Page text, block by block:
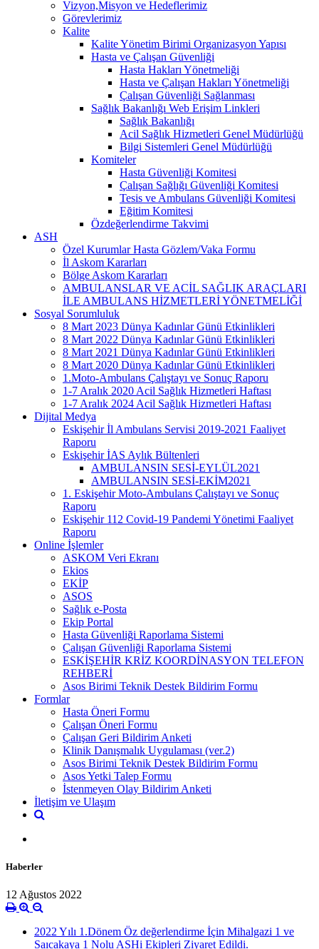
Vizyon,Misyon ve Hedeflerimiz
Görevlerimiz
Kalite
Kalite Yönetim Birimi Organizasyon Yapısı
Hasta ve Çalışan Güvenliği
Hasta Hakları Yönetmeliği
Hasta ve Çalışan Hakları Yönetmeliği
Çalışan Güvenliği Sağlanması
Sağlık Bakanlığı Web Erişim Linkleri
Sağlık Bakanlığı
Acil Sağlık Hizmetleri Genel Müdürlüğü
Bilgi Sistemleri Genel Müdürlüğü
Komiteler
Hasta Güvenliği Komitesi
Çalışan Sağlığı Güvenliği Komitesi
Tesis ve Ambulans Güvenliği Komitesi
Eğitim Komitesi
Özdeğerlendirme Takvimi
ASH
Özel Kurumlar Hasta Gözlem/Vaka Formu
İl Askom Kararları
Bölge Askom Kararları
AMBULANSLAR VE ACİL SAĞLIK ARAÇLARI
İLE AMBULANS HİZMETLERİ YÖNETMELİĞİ
Sosyal Sorumluluk
8 Mart 2023 Dünya Kadınlar Günü Etkinlikleri
8 Mart 2022 Dünya Kadınlar Günü Etkinlikleri
8 Mart 2021 Dünya Kadınlar Günü Etkinlikleri
8 Mart 2020 Dünya Kadınlar Günü Etkinlikleri
1.Moto-Ambulans Çalıştayı ve Sonuç Raporu
1-7 Aralık 2020 Acil Sağlık Hizmetleri Haftası
1-7 Aralık 2024 Acil Sağlık Hizmetleri Haftası
Dijital Medya
Eskişehir İl Ambulans Servisi 2019-2021 Faaliyet
Raporu
Eskişehir İAS Aylık Bültenleri
AMBULANSIN SESİ-EYLÜL2021
AMBULANSIN SESİ-EKİM2021
1. Eskişehir Moto-Ambulans Çalıştayı ve Sonuç
Raporu
Eskişehir 112 Covid-19 Pandemi Yönetimi Faaliyet
Raporu
Online İşlemler
ASKOM Veri Ekranı
Ekios
EKİP
ASOS
Sağlık e-Posta
Ekip Portal
Hasta Güvenliği Raporlama Sistemi
Çalışan Güvenliği Raporlama Sistemi
ESKİŞEHİR KRİZ KOORDİNASYON TELEFON
REHBERİ
Asos Birimi Teknik Destek Bildirim Formu
Formlar
Hasta Öneri Formu
Çalışan Öneri Formu
Çalışan Geri Bildirim Anketi
Klinik Danışmalık Uygulaması (ver.2)
Asos Birimi Teknik Destek Bildirim Formu
Asos Yetki Talep Formu
İstenmeyen Olay Bildirim Anketi
İletişim ve Ulaşım
Haberler
12 Ağustos 2022
2022 Yılı 1.Dönem Öz değerlendirme İçin Mihalgazi 1 ve
Saıcakaya 1 Nolu ASHi Ekipleri Ziyaret Edildi.